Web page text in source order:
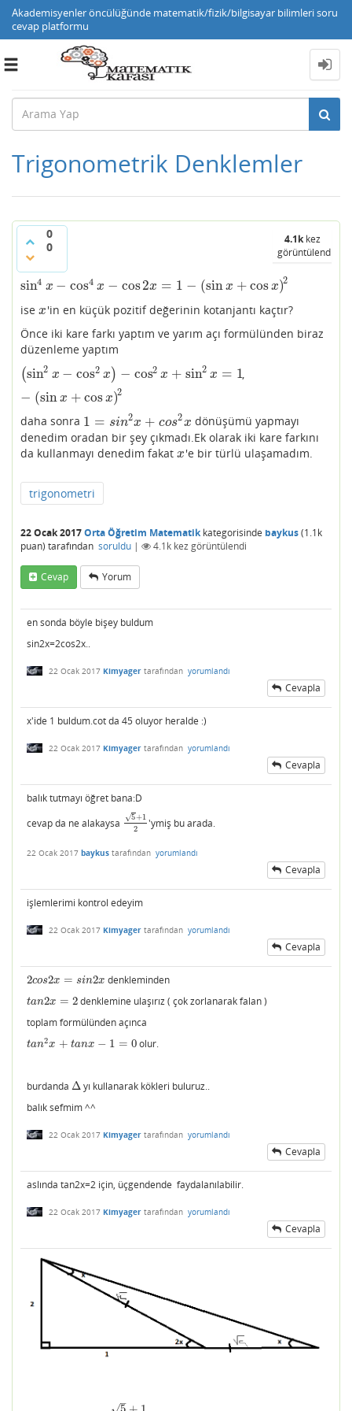
Akademisyenler öncülüğünde matematik/fizik/bilgisayar bilimleri soru
cevap platformu
Toggle
Trigonometrik Denklemler
0
0
4.1kkez
görüntülendi
sin4 x − cos4 x − cos2x = 1 − (sin x + cos x)2
sin4 x− cos4x−cos 2x =1−(sin +cos x)2
ise x
x 'in en küçük pozitif değerinin kotanjantı kaçtır?
Önce iki kare farkı yaptım ve yarım açı formülünden biraz
düzenleme yaptım
(sin2 x − cos2 x) − cos2 x + sin2 x = 1
− (sinx + cos x)2
(sin2x −cos 2x)−cos2 x+ sin2x =1 −(sinx+ cosx) 2,
daha sonra 1 = sin2x + cos2x
1 =si n2x+co s2x
dönüşümü yapmayı
denedim oradan bir şey çıkmadı.Ek olarak iki kare farkını
da kullanmayı denedim fakat x
x 'e bir türlü ulaşamadım.
trigonometri
22 Ocak 2017Orta Öğretim Matematikkategorisinde baykus(1.1k
puan) tarafından soruldu | 4.1k kez görüntülendi
Cevap Yorum
en sonda böyle bişey buldum
sin2x=2cos2x..
22 Ocak 2017 Kimyager tarafından yorumlandı
Cevapla
x'ide 1 buldum.cot da 45 oluyor heralde :)
22 Ocak 2017 Kimyager tarafından yorumlandı
Cevapla
balık tutmayı öğret bana:D
cevap da ne alakaysa
5
√ +1
2
5+12 'ymiş bu arada.
22 Ocak 2017 baykus tarafından yorumlandı
Cevapla
işlemlerimi kontrol edeyim
22 Ocak 2017 Kimyager tarafından yorumlandı
Cevapla
2cos2x = sin2x
2cos2x= sin 2x denkleminden
tan2x = 2
tan2x= 2
denklemine ulaşırız ( çok zorlanarak falan )
toplam formülünden açınca
tan2x + tanx − 1 = 0
tan2x+ an x−1=0 olur.
burdanda Δ
Δ yı kullanarak kökleri buluruz..
balık sefmim ^^
22 Ocak 2017 Kimyager tarafından yorumlandı
Cevapla
aslında tan2x=2 için, üçgendende faydalanılabilir.
22 Ocak 2017 Kimyager tarafından yorumlandı
Cevapla
–